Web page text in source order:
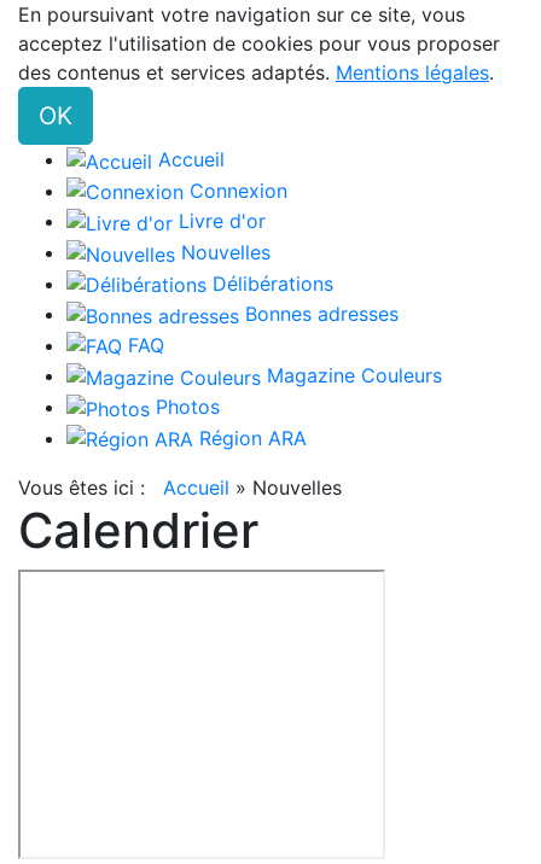
En poursuivant votre navigation sur ce site, vous
acceptez l'utilisation de cookies pour vous proposer
des contenus et services adaptés. Mentions légales.
OK
Accueil
Connexion
Livre d'or
Nouvelles
Délibérations
Bonnes adresses
FAQ
Magazine Couleurs
Photos
Région ARA
Vous êtes ici : Accueil » Nouvelles
Calendrier